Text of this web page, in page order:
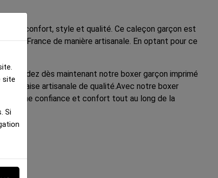
confort, style et qualité. Ce caleçon garçon est
en France de manière artisanale. En optant pour ce
dès maintenant notre boxer garçon imprimé
française artisanale de qualité.Avec notre boxer
donne confiance et confort tout au long de la
site
Si